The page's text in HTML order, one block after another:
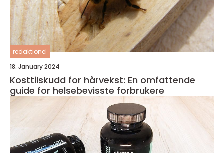
redaktionel
18. January 2024
Kosttilskudd for hårvekst: En omfattende
guide for helsebevisste forbrukere